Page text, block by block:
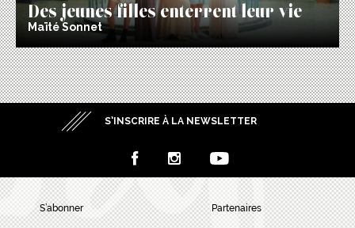
Des jeunes filles enterrent leur vie
Maïté Sonnet
S’INSCRIRE À LA NEWSLETTER
S’abonner Partenaires